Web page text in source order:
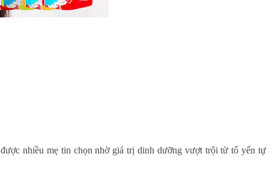
được nhiều mẹ tin chọn nhờ giá trị dinh dưỡng vượt trội từ tổ yến tự